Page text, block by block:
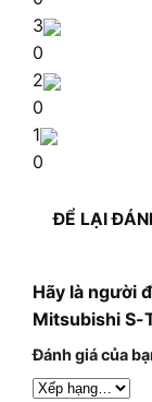
3
0
2
0
1
0
ĐỂ LẠI
Hãy là người
Mitsubishi S-
Đánh giá của